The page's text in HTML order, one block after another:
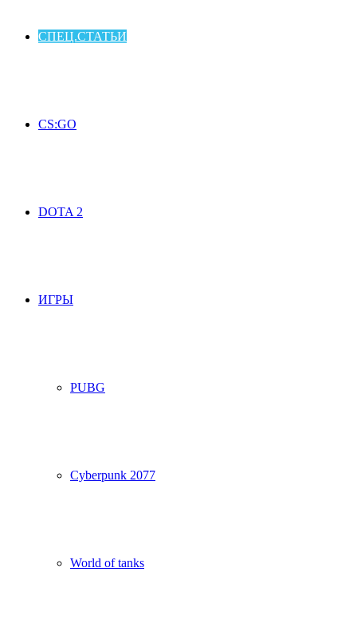
СПЕЦ.СТАТЬИ
CS:GO
DOTA 2
ИГРЫ
PUBG
Cyberpunk 2077
World of tanks